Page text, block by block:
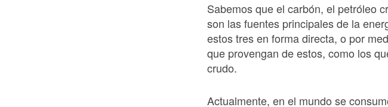
Sabemos que el carbón, el petróleo
son las fuentes principales de la
estos tres en forma directa, o por
que provengan de estos, como los
crudo.
Actualmente, en el mundo se